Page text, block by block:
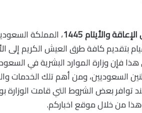
والأيتام1445، المملكة
بتقديم كافة طرق العيش الكريم إلى
فإن وزارة الموارد البشرية في
السعوديين، ومن أهم تلك الخدمات
توافر بعض الشروط التي قامت
من خلال موقع اخباركم.